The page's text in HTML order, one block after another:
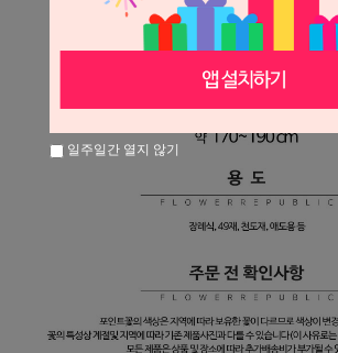
일주일간 열지 않기